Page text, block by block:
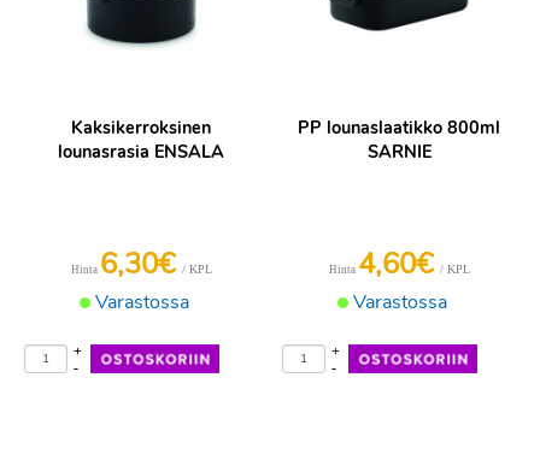
Kaksikerroksinen
lounasrasia ENSALA
Varastossa
Hinta 6,30€ / KPL
-
+
PP lounaslaatikko 800ml
SARNIE
Varastossa
Hinta 4,60€ / KPL
-
+